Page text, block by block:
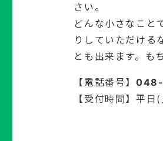
さい。
どんな小さなこと
りしていただける
とも出来ます。も
【電話番号】
【受付時間】平